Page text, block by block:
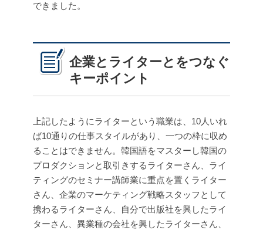
できました。
企業とライターとをつなぐ
キーポイント
上記したようにライターという職業は、10人いれ
ば10通りの仕事スタイルがあり、一つの枠に収め
ることはできません。韓国語をマスターし韓国の
プロダクションと取引きするライターさん、ライ
ティングのセミナー講師業に重点を置くライター
さん、企業のマーケティング戦略スタッフとして
携わるライターさん、自分で出版社を興したライ
ターさん、異業種の会社を興したライターさん、